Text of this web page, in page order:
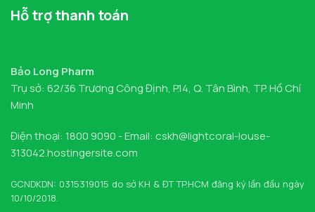
Hỗ trợ thanh toán
Bảo Long Pharm
Trụ sở: 62/36 Trương Công Định, P.14, Q. Tân Bình, TP. Hồ Chí
Minh
Điện thoại: 1800 9090 - Email: cskh@lightcoral-louse-
313042.hostingersite.com
GCNDKDN: 0315319015 do sở KH & ĐT TP.HCM đăng ký lần đầu ngày
10/10/2018.